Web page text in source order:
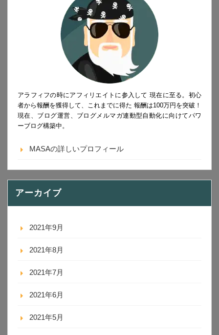
アラフィフの時にアフィリエイトに参入して 現在に至る。初心
者から報酬を獲得して、これまでに得た 報酬は100万円を突破！
現在、ブログ運営、ブログメルマガ連動型自動化に向けてパワ
ーブログ構築中。
MASAの詳しいプロフィール
アーカイブ
2021年9月
2021年8月
2021年7月
2021年6月
2021年5月